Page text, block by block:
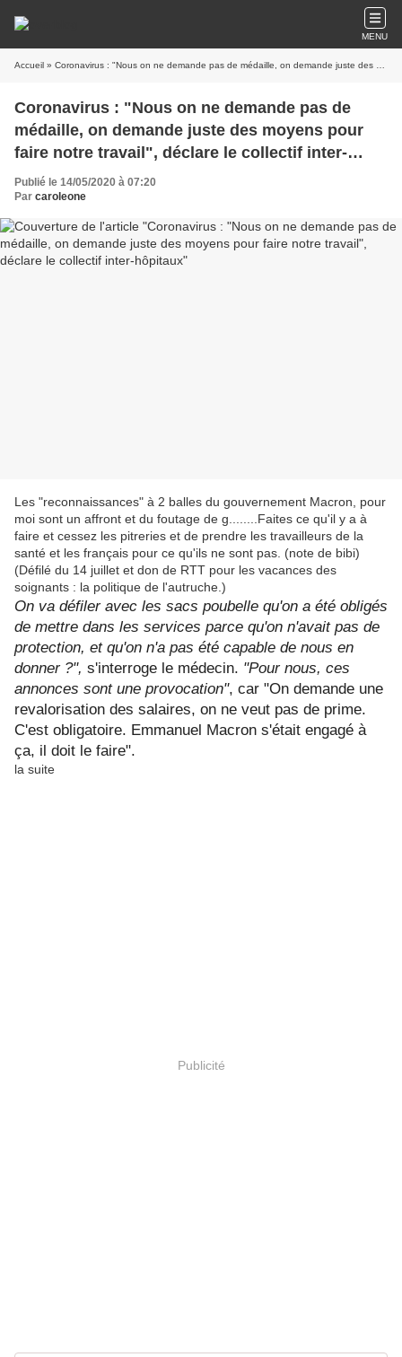
MENU
Accueil » Coronavirus : "Nous on ne demande pas de médaille, on demande juste des moyens pour faire notre travail", déclare le collectif inter-hôpitaux
Coronavirus : "Nous on ne demande pas de
médaille, on demande juste des moyens pour
faire notre travail", déclare le collectif inter-
hôpitaux
Publié le 14/05/2020 à 07:20
Par caroleone
Les "reconnaissances" à 2 balles du gouvernement Macron, pour
moi sont un affront et du foutage de g........Faites ce qu'il y a à
faire et cessez les pitreries et de prendre les travailleurs de la
santé et les français pour ce qu'ils ne sont pas. (note de bibi)
(Défilé du 14 juillet et don de RTT pour les vacances des
soignants : la politique de l'autruche.)
On va défiler avec les sacs poubelle qu'on a été obligés
de mettre dans les services parce qu'on n'avait pas de
protection, et qu'on n'a pas été capable de nous en
donner ?", s'interroge le médecin. "Pour nous, ces
annonces sont une provocation", car "On demande une
revalorisation des salaires, on ne veut pas de prime.
C'est obligatoire. Emmanuel Macron s'était engagé à
ça, il doit le faire".
la suite
Publicité